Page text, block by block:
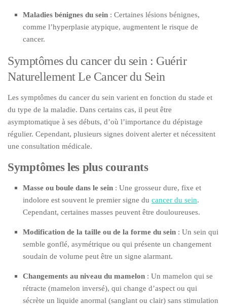
Maladies bénignes du sein : Certaines lésions bénignes,
comme l’hyperplasie atypique, augmentent le risque de
cancer.
Symptômes du cancer du sein : Guérir
Naturellement Le Cancer du Sein
Les symptômes du cancer du sein varient en fonction du stade et
du type de la maladie. Dans certains cas, il peut être
asymptomatique à ses débuts, d’où l’importance du dépistage
régulier. Cependant, plusieurs signes doivent alerter et nécessitent
une consultation médicale.
Symptômes les plus courants
Masse ou boule dans le sein : Une grosseur dure, fixe et
indolore est souvent le premier signe du cancer du sein.
Cependant, certaines masses peuvent être douloureuses.
Modification de la taille ou de la forme du sein : Un sein qui
semble gonflé, asymétrique ou qui présente un changement
soudain de volume peut être un signe alarmant.
Changements au niveau du mamelon : Un mamelon qui se
rétracte (mamelon inversé), qui change d’aspect ou qui
sécrète un liquide anormal (sanglant ou clair) sans stimulation